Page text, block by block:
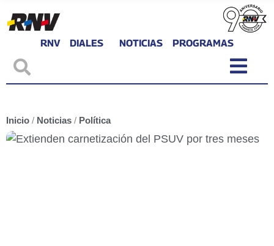
RNV DIALES NOTICIAS PROGRAMAS
Inicio / Noticias / Política